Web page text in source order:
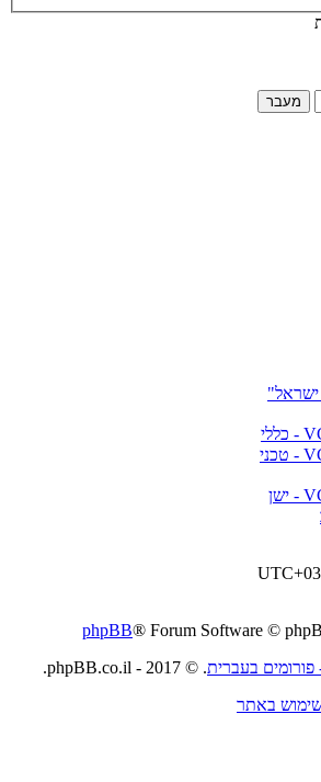
phpBB® Forum Software ©
. © 2017 - phpBB.co.il.
באתר